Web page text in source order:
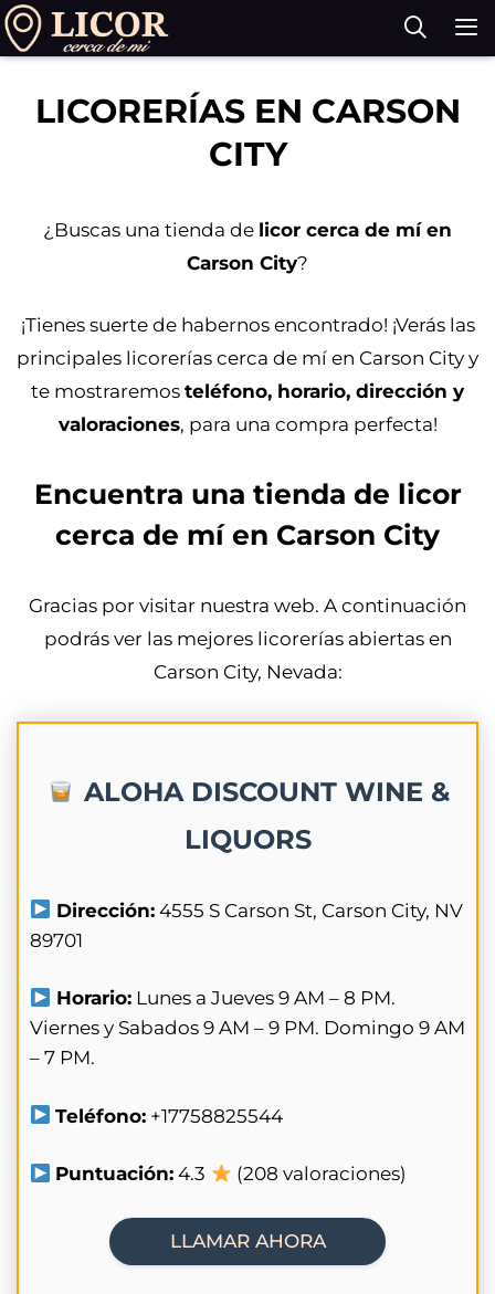
Saltar
al
LICORERÍAS EN CARSON
CITY
¿Buscas una tienda de licor cerca de mí en
Carson City?
¡Tienes suerte de habernos encontrado! ¡Verás las
principales licorerías cerca de mí en Carson City y
te mostraremos teléfono, horario, dirección y
valoraciones, para una compra perfecta!
Encuentra una tienda de licor
cerca de mí en Carson City
Gracias por visitar nuestra web. A continuación
podrás ver las mejores licorerías abiertas en
Carson City, Nevada:
ALOHA DISCOUNT WINE &
LIQUORS
Dirección: 4555 S Carson St, Carson City, NV
89701
Horario: Lunes a Jueves 9 AM – 8 PM.
Viernes y Sabados 9 AM – 9 PM. Domingo 9 AM
– 7 PM.
Teléfono: +17758825544
Puntuación: 4.3 (208 valoraciones)
LLAMAR AHORA